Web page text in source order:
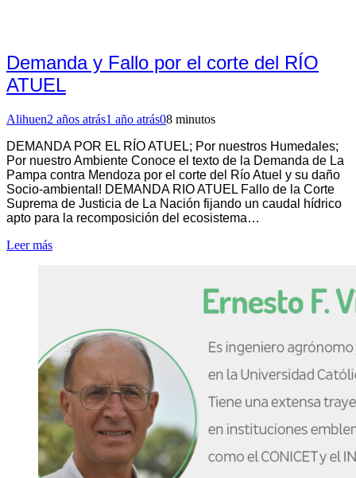
Demanda y Fallo por el corte del RÍO
ATUEL
Alihuen2 años atrás1 año atrás08 minutos
DEMANDA POR EL RÍO ATUEL; Por nuestros Humedales;
Por nuestro Ambiente Conoce el texto de la Demanda de La
Pampa contra Mendoza por el corte del Río Atuel y su daño
Socio-ambiental! DEMANDA RIO ATUEL Fallo de la Corte
Suprema de Justicia de La Nación fijando un caudal hídrico
apto para la recomposición del ecosistema…
Leer más